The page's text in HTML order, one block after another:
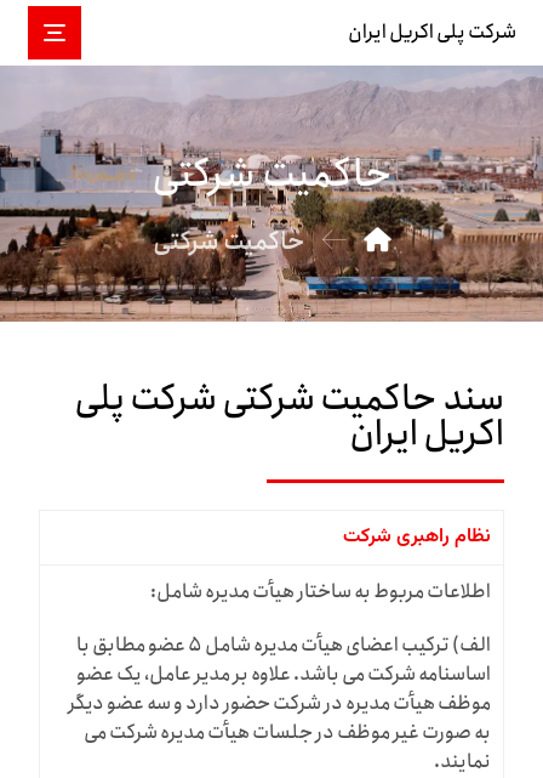
شرکت پلی اکریل ایران
حاکمیت شرکتی
حاکمیت شرکتی
سند حاکمیت شرکتی شرکت پلی
اکریل ایران
نظام راهبری شرکت
اطلاعات مربوط به ساختار هیأت مدیره شامل:
الف) ترکیب اعضای هیأت مدیره شامل ۵ عضو مطابق با
اساسنامه شرکت می باشد. علاوه بر مدیر عامل، یک عضو
موظف هیأت مدیره در شرکت حضور دارد و سه عضو دیگر
به صورت غیر موظف در جلسات هیأت مدیره شرکت می
نمایند.